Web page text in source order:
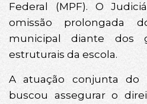
Federal (MPF). O
omissão prolongada
municipal diante dos
estruturais da escola.
A atuação conjunta do
buscou assegurar o